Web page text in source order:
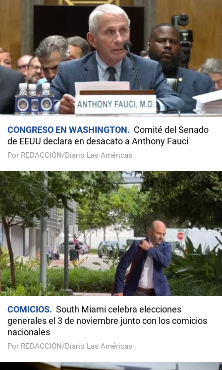
CONGRESO EN WASHINGTON
Comité del Senado
de EEUU declara en desacato a Anthony Fauci
Por REDACCIÓN/Diario Las Américas
COMICIOS
South Miami celebra elecciones
generales el 3 de noviembre junto con los comicios
nacionales
Por REDACCIÓN/Diario Las Américas